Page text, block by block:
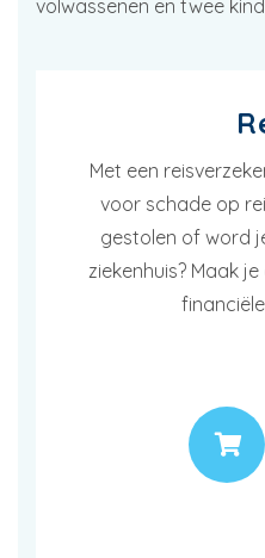
volwassenen en twee
Met een
voor schade op
gestolen of word
ziekenhuis? Maak